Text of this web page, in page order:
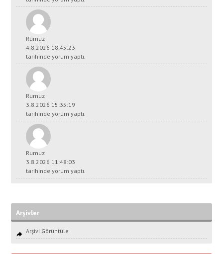
Rumuz
4.8.2026 18:45:23
tarihinde yorum yaptı.
Rumuz
3.8.2026 15:35:19
tarihinde yorum yaptı.
Rumuz
3.8.2026 11:48:03
tarihinde yorum yaptı.
Arşivler
Arşivi Görüntüle